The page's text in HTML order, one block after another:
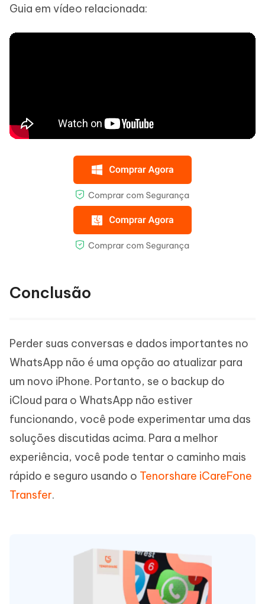
Guia em vídeo relacionada:
Conclusão
Perder suas conversas e dados importantes no
WhatsApp não é uma opção ao atualizar para
um novo iPhone. Portanto, se o backup do
iCloud para o WhatsApp não estiver
funcionando, você pode experimentar uma das
soluções discutidas acima. Para a melhor
experiência, você pode tentar o caminho mais
rápido e seguro usando o Tenorshare iCareFone
Transfer.